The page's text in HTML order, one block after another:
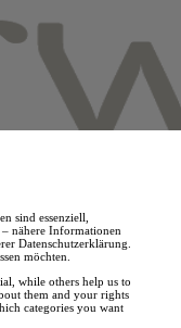
sind essenziell,
– nähere Informationen
Datenschutzerklärung.
möchten.
while others help us to
them and your rights
categories you want